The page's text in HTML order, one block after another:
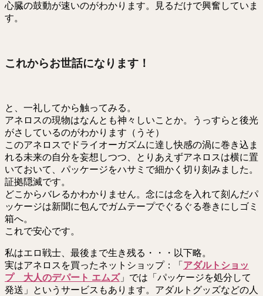
心臓の鼓動が速いのがわかります。見るだけで興奮していま
す。
これからお世話になります！
と、一礼してから触ってみる。
アネロスの現物はなんとも神々しいことか。うっすらと後光
がさしているのがわかります（うそ）
このアネロスでドライオーガズムに達し快感の渦に巻き込ま
れる未来の自分を妄想しつつ、とりあえずアネロスは横に置
いておいて、パッケージをハサミで細かく切り刻みました。
証拠隠滅です。
どこからバレるかわかりません。念には念を入れて刻んだパ
ッケージは新聞に包んでガムテープでぐるぐる巻きにしゴミ
箱へ。
これで安心です。
私はエロ戦士、最後まで生き残る・・・以下略。
実はアネロスを買ったネットショップ：「 アダルトショッ
プ 大人のデパート エムズ」では「パッケージを処分して
発送」というサービスもあります。アダルトグッズなどの人